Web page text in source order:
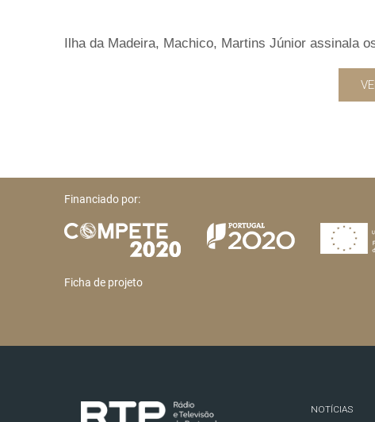
Ilha da Madeira, Machico, Martins Júnior assinala
Financiado por:
Ficha de projeto
NOTÍCIAS